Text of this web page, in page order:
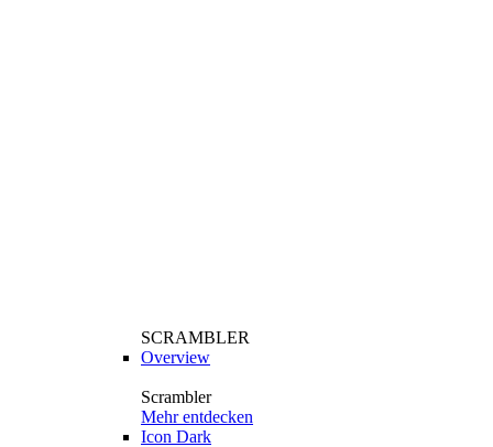
SCRAMBLER
Overview
Scrambler
Mehr entdecken
Icon Dark